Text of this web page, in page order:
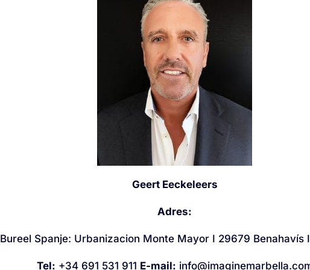
Geert Eeckeleers
Adres:
Bureel Spanje: Urbanizacion Monte Mayor I 29679 Benahavís
Tel: +34 691 531 911 E-mail: